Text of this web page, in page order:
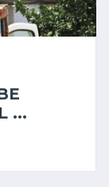
...